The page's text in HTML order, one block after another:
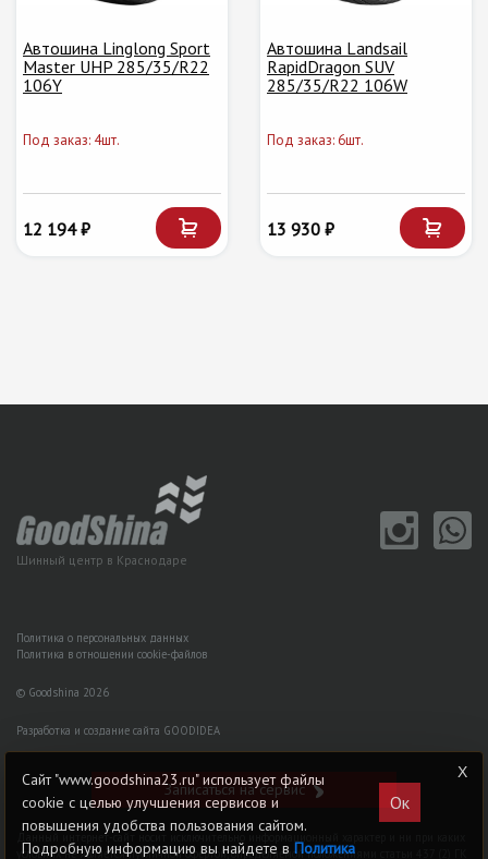
Автошина Linglong Sport
Master UHP 285/35/R22
106Y
Под заказ: 4шт.
12 194 ₽
Автошина Landsail
RapidDragon SUV
285/35/R22 106W
Под заказ: 6шт.
13 930 ₽
Шинный центр в Краснодаре
Политика о персональных данных
Политика в отношении cookie-файлов
© Goodshina 2026
Разработка и создание сайта GOODIDEA
Записаться на сервис
Данный интернет-сайт носит исключительно информационный характер и ни при каких
условиях не является публичной офертой, определяемой положениями статьи 437 (2) ГK
Сайт "www.goodshina23.ru" использует файлы
cookie с целью улучшения сервисов и
повышения удобства пользования сайтом.
Подробную информацию вы найдете вПолитика
Ок